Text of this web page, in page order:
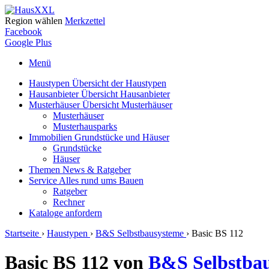
Region wählen Merkzettel
Facebook
Google Plus
Menü
Haustypen Übersicht der Haustypen
HausanbieterÜbersicht Hausanbieter
MusterhäuserÜbersicht Musterhäuser
Musterhäuser
Musterhausparks
Immobilien Grundstücke und Häuser
Grundstücke
Häuser
Themen News & Ratgeber
Service Alles rund ums Bauen
Ratgeber
Rechner
Kataloge anfordern
Startseite › Haustypen › B&S Selbstbausysteme › Basic BS 112
Basic BS 112 von B&S